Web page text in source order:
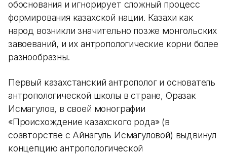
обоснования и игнорирует сложный процесс
формирования казахской нации. Казахи как
народ возникли значительно позже монгольских
завоеваний, и их антропологические корни более
разнообразны.
Первый казахстанский антрополог и основатель
антропологической школы в стране, Оразак
Исмагулов, в своей монографии
«Происхождение казахского рода» (в
соавторстве с Айнагуль Исмагуловой) выдвинул
концепцию антропологической